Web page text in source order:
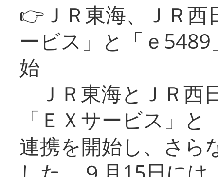
👉ＪＲ東海、ＪＲ
ービス」と「ｅ
始
ＪＲ東海とＪＲ西
「ＥＸサービス」
連携を開始し、さら